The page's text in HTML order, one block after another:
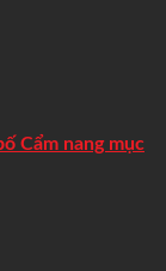
Cẩm nang mục